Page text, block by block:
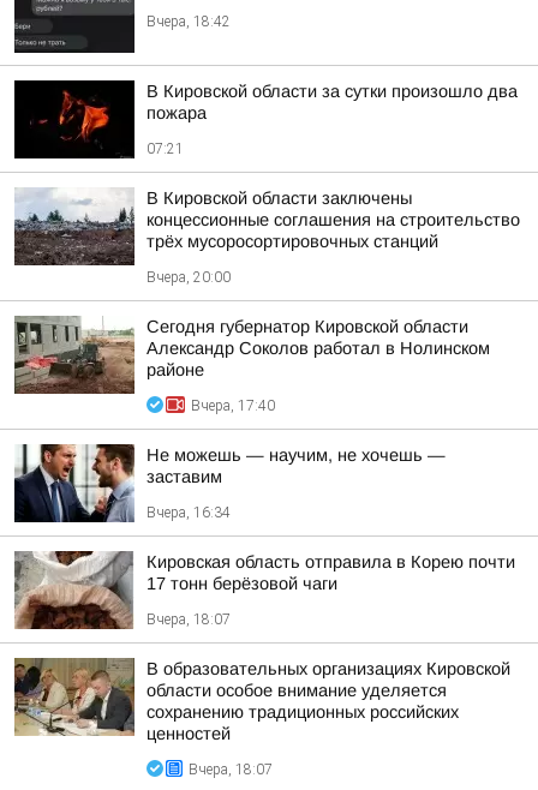
Вчера, 18:42
В Кировской области за сутки произошло два
пожара
07:21
В Кировской области заключены
концессионные соглашения на строительство
трёх мусоросортировочных станций
Вчера, 20:00
Сегодня губернатор Кировской области
Александр Соколов работал в Нолинском
районе
Вчера, 17:40
Не можешь — научим, не хочешь —
заставим
Вчера, 16:34
Кировская область отправила в Корею почти
17 тонн берёзовой чаги
Вчера, 18:07
В образовательных организациях Кировской
области особое внимание уделяется
сохранению традиционных российских
ценностей
Вчера, 18:07